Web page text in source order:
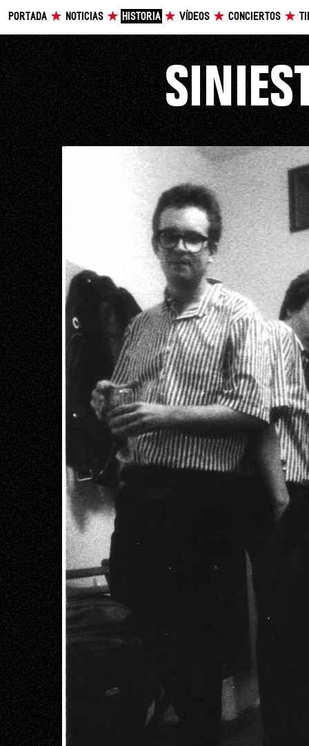
PORTADA NOTICIAS HISTORIA VÍDEOS CONCIERTOS